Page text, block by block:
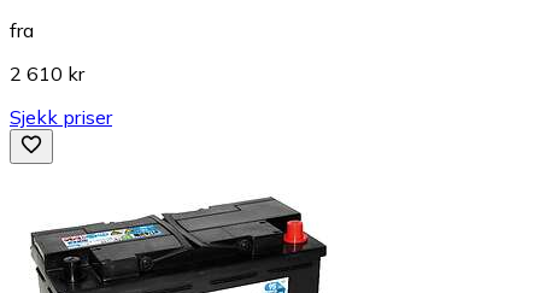
fra
2 610 kr
Sjekk priser